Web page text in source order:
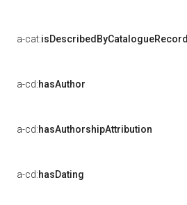
a-cat:isDescribedByCatalogueRecord
a-cd:hasAuthor
a-cd:hasAuthorshipAttribution
a-cd:hasDating